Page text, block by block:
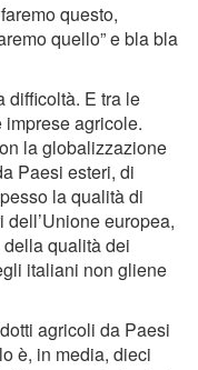
questo,
quello” e bla bla
difficoltà. E tra le
agricole.
la globalizzazione
Paesi esteri, di
la qualità di
europea,
qualità dei
italiani non gliene
agricoli da Paesi
è, in media, dieci